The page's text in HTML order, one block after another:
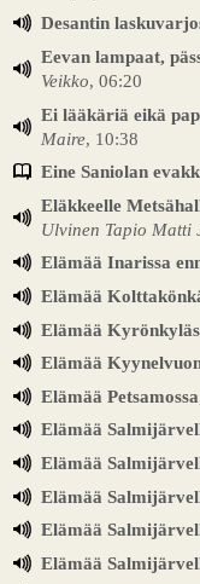
Desantin
Eevan lampaat,
Veikko, 06:20
Ei lääkäriä eikä
Maire, 10:38
Eine Saniolan
Eläkkeelle
Ulvinen Tapio Matti
Elämää Inarissa
Elämää
Elämää
Elämää
Elämää Petsamossa
Elämää
Elämää
Elämää
Elämää
Elämää